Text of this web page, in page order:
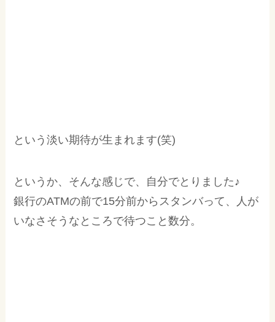
という淡い期待が生まれます(笑)
というか、そんな感じで、自分でとりました♪
銀行のATMの前で15分前からスタンバって、人が
いなさそうなところで待つこと数分。